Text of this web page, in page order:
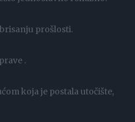
prošlosti.
.
koja je postala utočište,